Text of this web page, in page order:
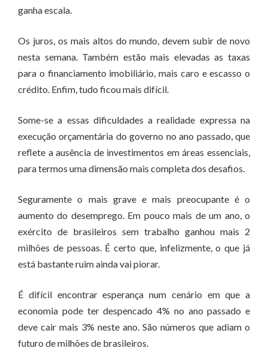
ganha escala.
Os juros, os mais altos do mundo, devem subir de novo
nesta semana. Também estão mais elevadas as taxas
para o financiamento imobiliário, mais caro e escasso o
crédito. Enfim, tudo ficou mais difícil.
Some-se a essas dificuldades a realidade expressa na
execução orçamentária do governo no ano passado, que
reflete a ausência de investimentos em áreas essenciais,
para termos uma dimensão mais completa dos desafios.
Seguramente o mais grave e mais preocupante é o
aumento do desemprego. Em pouco mais de um ano, o
exército de brasileiros sem trabalho ganhou mais 2
milhões de pessoas. É certo que, infelizmente, o que já
está bastante ruim ainda vai piorar.
É difícil encontrar esperança num cenário em que a
economia pode ter despencado 4% no ano passado e
deve cair mais 3% neste ano. São números que adiam o
futuro de milhões de brasileiros.